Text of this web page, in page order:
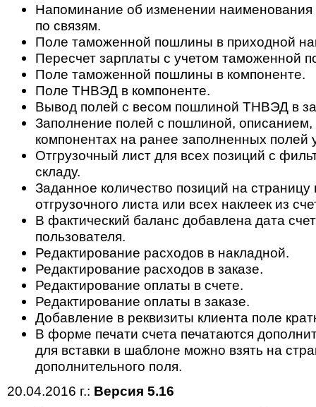
Напоминание об изменении наименования
по связям.
Поле таможенной пошлины в приходной
Пересчет зарплаты с учетом таможенной
Поле таможенной пошлины в компоненте.
Поле ТНВЭД в компоненте.
Вывод полей с весом пошлиной ТНВЭД в
Заполнение полей с пошлиной,
компонентах на ранее заполненных полей
Отгрузочный лист для всех позиций с
складу.
Заданное количество позиций на страницу
отгрузочного листа или всех наклеек из
В фактический баланс добавлена дата
пользователя.
Редактирование расходов в накладной.
Редактирование расходов в заказе.
Редактирование оплаты в счете.
Редактирование оплаты в заказе.
Добавление в реквизиты клиента поле
В форме печати счета печатаются
для вставки в шаблоне можно взять на
дополнительного поля.
20.04.2016 г.: Версия 5.16